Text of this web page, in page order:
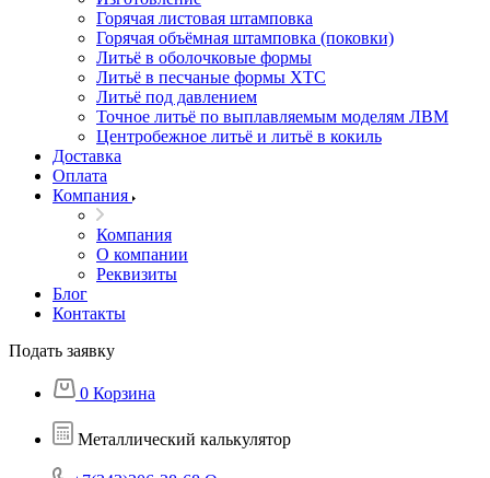
Горячая листовая штамповка
Горячая объёмная штамповка (поковки)
Литьё в оболочковые формы
Литьё в песчаные формы ХТС
Литьё под давлением
Точное литьё по выплавляемым моделям ЛВМ
Центробежное литьё и литьё в кокиль
Доставка
Оплата
Компания
Компания
О компании
Реквизиты
Блог
Контакты
Подать заявку
0 Корзина
Металлический калькулятор